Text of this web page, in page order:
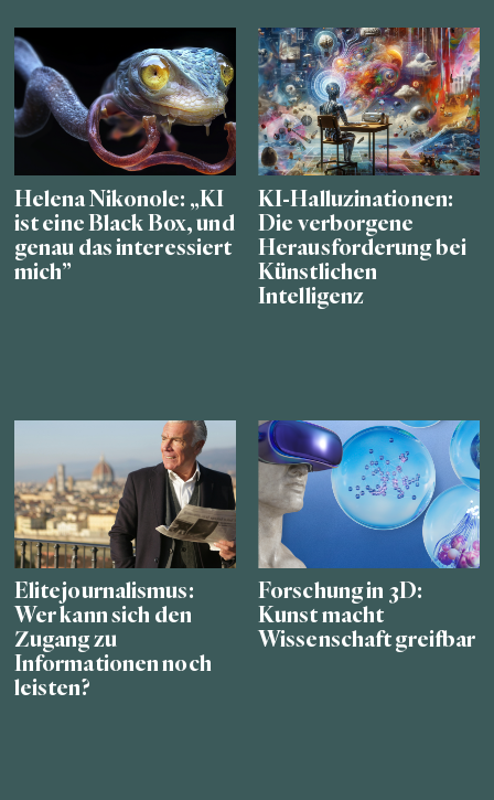
Helena Nikonole: „KI
ist eine Black Box, und
genau das interessiert
mich”
KI-Halluzinationen:
Die verborgene
Herausforderung bei
Künstlichen
Intelligenz
Elitejournalismus:
Wer kann sich den
Zugang zu
Informationen noch
leisten?
Forschung in 3D:
Kunst macht
Wissenschaft greifbar